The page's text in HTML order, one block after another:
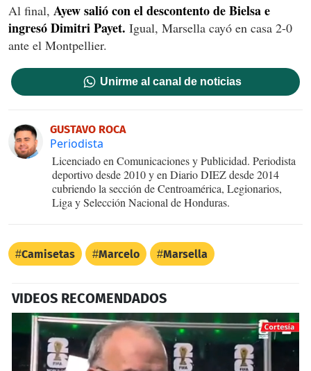
Al final, Ayew salió con el descontento de Bielsa e
ingresó Dimitri Payet. Igual, Marsella cayó en casa 2-0
ante el Montpellier.
Unirme al canal de noticias
GUSTAVO ROCA
Periodista
Licenciado en Comunicaciones y Publicidad. Periodista
deportivo desde 2010 y en Diario DIEZ desde 2014
cubriendo la sección de Centroamérica, Legionarios,
Liga y Selección Nacional de Honduras.
Camisetas Marcelo Marsella
VIDEOS RECOMENDADOS